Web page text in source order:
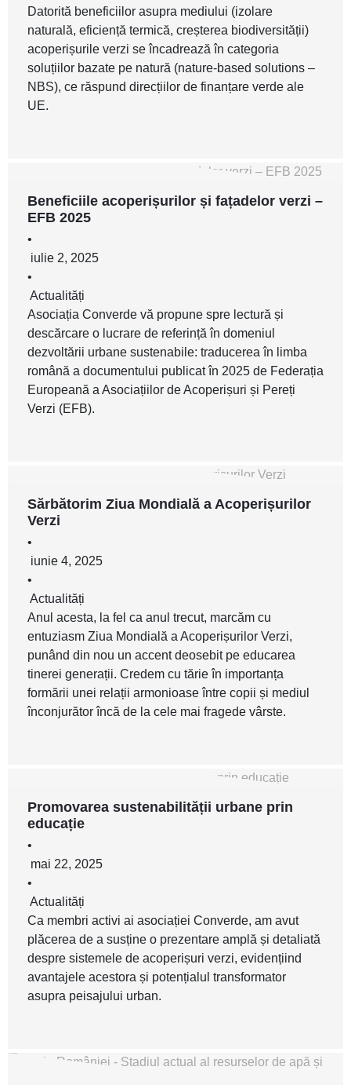
Datorită beneficiilor asupra mediului (izolare
naturală, eficiență termică, creșterea biodiversității)
acoperișurile verzi se încadrează în categoria
soluțiilor bazate pe natură (nature‑based solutions –
NBS), ce răspund direcțiilor de finanțare verde ale
UE.
Beneficiile acoperișurilor și fațadelor verzi –
EFB 2025
•
iulie 2, 2025
•
Actualități
Asociația Converde vă propune spre lectură și
descărcare o lucrare de referință în domeniul
dezvoltării urbane sustenabile: traducerea în limba
română a documentului publicat în 2025 de Federația
Europeană a Asociațiilor de Acoperișuri și Pereți
Verzi (EFB).
Sărbătorim Ziua Mondială a Acoperișurilor
Verzi
•
iunie 4, 2025
•
Actualități
Anul acesta, la fel ca anul trecut, marcăm cu
entuziasm Ziua Mondială a Acoperișurilor Verzi,
punând din nou un accent deosebit pe educarea
tinerei generații. Credem cu tărie în importanța
formării unei relații armonioase între copii și mediul
înconjurător încă de la cele mai fragede vârste.
Promovarea sustenabilității urbane prin
educație
•
mai 22, 2025
•
Actualități
Ca membri activi ai asociației Converde, am avut
plăcerea de a susține o prezentare amplă și detaliată
despre sistemele de acoperișuri verzi, evidențiind
avantajele acestora și potențialul transformator
asupra peisajului urban.